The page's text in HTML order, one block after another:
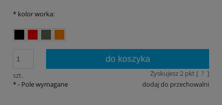
* kolor worka:
szt.
do koszyka
Zyskujesz2pkt [ ? ]
dodaj do przechowalni
*- Pole wymagane